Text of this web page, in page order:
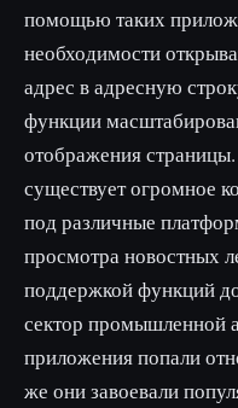
помощью таких
необходимости
адрес в адресную
функции
отображения
существует огромное
под различные
просмотра новостных
поддержкой функций
сектор промышленной
приложения попали
же они завоевали